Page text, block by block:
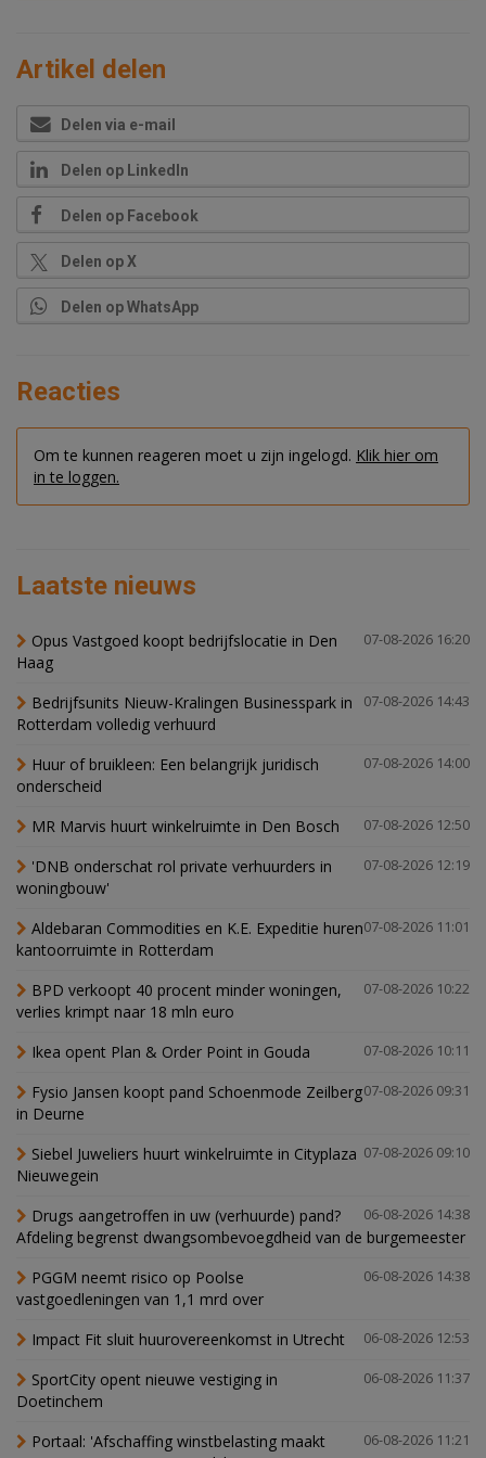
Artikel delen
Delen via e-mail
Delen op LinkedIn
Delen op Facebook
Delen op X
Delen op WhatsApp
Reacties
Om te kunnen reageren moet u zijn ingelogd. Klik hier om
in te loggen.
Laatste nieuws
07-08-2026 16:20
Opus Vastgoed koopt bedrijfslocatie in Den
Haag
07-08-2026 14:43
Bedrijfsunits Nieuw-Kralingen Businesspark in
Rotterdam volledig verhuurd
07-08-2026 14:00
Huur of bruikleen: Een belangrijk juridisch
onderscheid
07-08-2026 12:50
MR Marvis huurt winkelruimte in Den Bosch
07-08-2026 12:19
'DNB onderschat rol private verhuurders in
woningbouw'
07-08-2026 11:01
Aldebaran Commodities en K.E. Expeditie huren
kantoorruimte in Rotterdam
07-08-2026 10:22
BPD verkoopt 40 procent minder woningen,
verlies krimpt naar 18 mln euro
07-08-2026 10:11
Ikea opent Plan & Order Point in Gouda
07-08-2026 09:31
Fysio Jansen koopt pand Schoenmode Zeilberg
in Deurne
07-08-2026 09:10
Siebel Juweliers huurt winkelruimte in Cityplaza
Nieuwegein
06-08-2026 14:38
Drugs aangetroffen in uw (verhuurde) pand?
Afdeling begrenst dwangsombevoegdheid van de burgemeester
06-08-2026 14:38
PGGM neemt risico op Poolse
vastgoedleningen van 1,1 mrd over
06-08-2026 12:53
Impact Fit sluit huurovereenkomst in Utrecht
06-08-2026 11:37
SportCity opent nieuwe vestiging in
Doetinchem
06-08-2026 11:21
Portaal: 'Afschaffing winstbelasting maakt